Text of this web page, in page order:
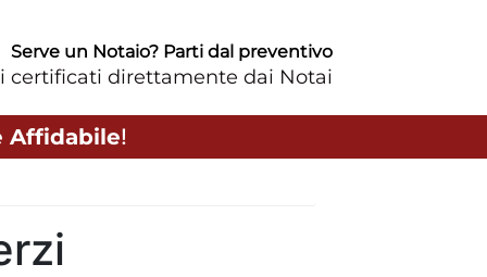
Serve un Notaio? Parti dal preventivo
certificati direttamente dai Notai
Affidabile!